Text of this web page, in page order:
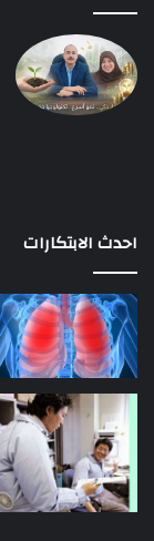
احدث الابتكارات